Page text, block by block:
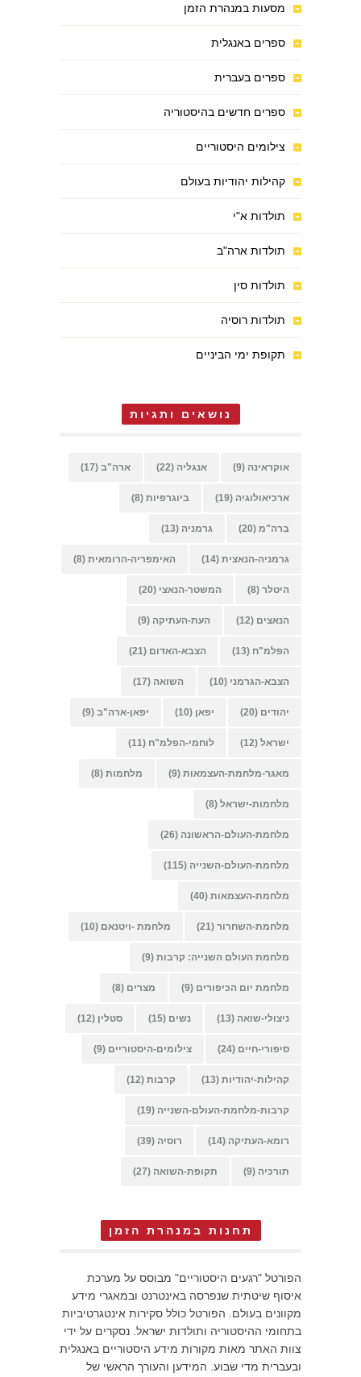
מסעות במנהרת הזמן
ספרים באנגלית
ספרים בעברית
ספרים חדשים בהיסטוריה
צילומים היסטוריים
קהילות יהודיות בעולם
תולדות א"י
תולדות ארה"ב
תולדות סין
תולדות רוסיה
תקופת ימי הביניים
נושאים ותגיות
אוקראינה (9) אנגליה (22) ארה"ב (17)
ארכיאולוגיה (19) ביוגרפיות (8)
ברה"מ (20) גרמניה (13)
גרמניה-הנאצית (14) האימפריה-הרומאית (8)
היטלר (8) המשטר-הנאצי (20)
הנאצים (12) העת-העתיקה (9)
הפלמ"ח (13) הצבא-האדום (21)
הצבא-הגרמני (10) השואה (17)
יהודים (20) יפאן (10) יפאן-ארה"ב (9)
ישראל (12) לוחמי-הפלמ"ח (11)
מאגר-מלחמת-העצמאות (9) מלחמות (8)
מלחמות-ישראל (8)
מלחמת-העולם-הראשונה (26)
מלחמת-העולם-השנייה (115)
מלחמת-העצמאות (40)
מלחמת-השחרור (21) מלחמת -ויטנאם (10)
מלחמת העולם השנייה: קרבות (9)
מלחמת יום הכיפורים (9) מצרים (8)
ניצולי-שואה (13) נשים (15) סטלין (12)
סיפורי-חיים (24) צילומים-היסטוריים (9)
קהילות-יהודיות (13) קרבות (12)
קרבות-מלחמת-העולם-השנייה (19)
רומא-העתיקה (14) רוסיה (39)
תורכיה (9) תקופת-השואה (27)
תחנות במנהרת הזמן
הפורטל "רגעים היסטוריים" מבוסס על מערכת
איסוף שיטתית שנפרסה באינטרנט ובמאגרי מידע
מקוונים בעולם. הפורטל כולל סקירות אינטגרטיביות
בתחומי ההיסטוריה ותולדות ישראל. נסקרים על ידי
צוות האתר מאות מקורות מידע היסטוריים באנגלית
ובעברית מדי שבוע. המידען והעורך הראשי של